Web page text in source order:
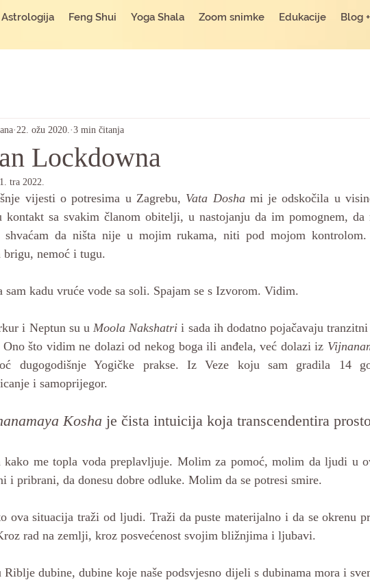
Astrologija Feng Shui Yoga Shala Zoom snimke Edukacije Blog
Lockdowna
22. ožu 2020. 3 min čitanja
tra 2022.
vijesti o potresima u Zagrebu, Vata Dosha mi je odskočila u
kontakt sa svakim članom obitelji, u nastojanju da im pomognem, da
shvaćam da ništa nije u mojim rukama, niti pod mojom kontrolom.
brigu, nemoć i tugu.
sam kadu vruće vode sa soli. Spajam se s Izvorom. Vidim.
i Neptun su u Moola Nakshatri i sada ih dodatno pojačavaju
Ono što vidim ne dolazi od nekog boga ili anđela, već dolazi iz
dugogodišnje Yogičke prakse. Iz Veze koju sam gradila 14
i samoprijegor.
Kosha je čista intuicija koja transcendentira
kako me topla voda preplavljuje. Molim za pomoć, molim da ljudi u
i pribrani, da donesu dobre odluke. Molim da se potresi smire.
ova situacija traži od ljudi. Traži da puste materijalno i da se okrenu
rad na zemlji, kroz posvećenost svojim bližnjima i ljubavi.
Riblje dubine, dubine koje naše podsvjesno dijeli s dubinama mora i